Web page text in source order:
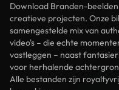
Download Branden-
creatieve projecten. Onze
samengestelde mix van
video's – die echte
vastleggen – naast
voor herhalende
Alle bestanden zijn